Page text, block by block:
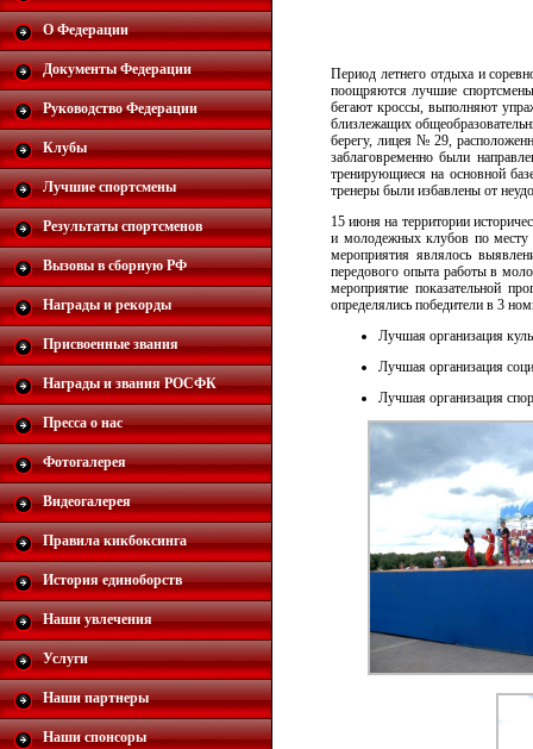
О Федерации
Документы Федерации
Руководство Федерации
Клубы
Лучшие спортсмены
Результаты спортсменов
Вызовы в сборную РФ
Награды и рекорды
Присвоенные звания
Награды и звания РОСФК
Пресса о нас
Фотогалерея
Видеогалерея
Правила кикбоксинга
История единоборств
Наши увлечения
Услуги
Наши партнеры
Наши спонсоры
Период летнего отдыха и
поощряются лучшие
бегают кроссы, выполняют
близлежащих
берегу, лицея № 29,
заблаговременно были
тренирующиеся на основной
тренеры были избавлены от
15 июня на территории
и молодежных клубов по месту
мероприятия являлось
передового опыта работы в
мероприятие показательной
определялись победители в 3
Лучшая организация
Лучшая организация
Лучшая организация